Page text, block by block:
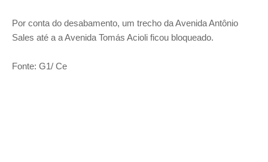
Por conta do desabamento, um trecho da Avenida Antônio
Sales até a a Avenida Tomás Acioli ficou bloqueado.
Fonte: G1/ Ce